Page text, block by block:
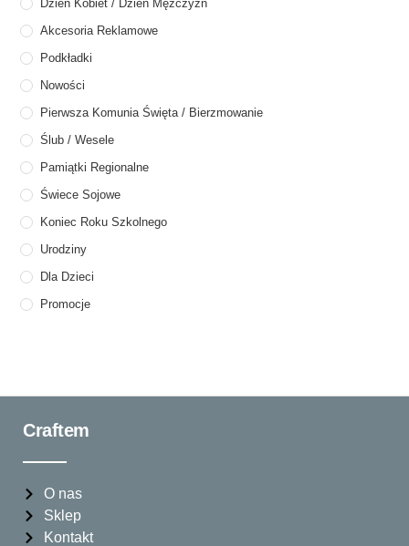
Dzień Kobiet / Dzień Mężczyzn
Akcesoria Reklamowe
Podkładki
Nowości
Pierwsza Komunia Święta / Bierzmowanie
Ślub / Wesele
Pamiątki Regionalne
Świece Sojowe
Koniec Roku Szkolnego
Urodziny
Dla Dzieci
Promocje
Craftem
O nas
Sklep
Kontakt